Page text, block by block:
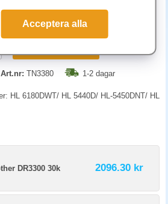
kr (inkl. moms)
Art.nr: TN3380 1-2 dagar
HL 6180DWT/ HL 5440D/ HL-5450DNT/ HL
DR3300 30k 2096.30 kr
Acceptera alla